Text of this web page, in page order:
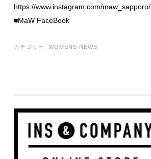
https://www.instagram.com/maw_sapporo/
■MaW FaceBook
カテゴリー: WOMENS NEWS